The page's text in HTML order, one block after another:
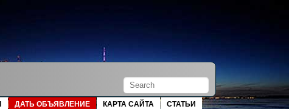
СТАТЬИ
КАРТА САЙТА
ДАТЬ ОБЪЯВЛЕНИЕ